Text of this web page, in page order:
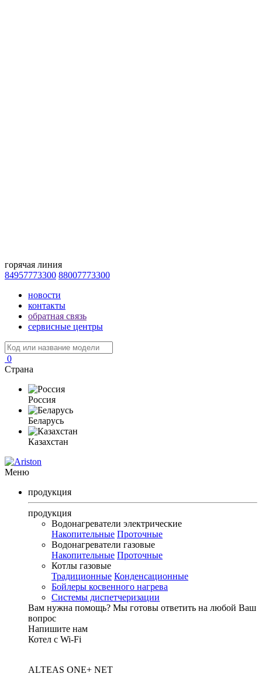
горячая линия
84957773300 88007773300
новости
контакты
обратная связь
сервисные центры
0
Страна
Россия
Беларусь
Казахстан
Меню
продукция
продукция
Водонагреватели электрические
Накопительные Проточные
Водонагреватели газовые
Накопительные Проточные
Котлы газовые
Традиционные Конденсационные
Бойлеры косвенного нагрева
Системы диспетчеризации
Вам нужна помощь? Мы готовы ответить на любой Ваш
вопрос
Напишите нам
Котел с Wi-Fi
ALTEAS ONE+ NET